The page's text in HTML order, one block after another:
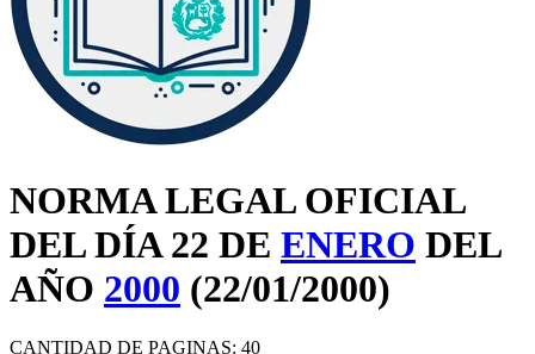
NORMA LEGAL OFICIAL
DEL DÍA 22 DE ENERO DEL
AÑO 2000 (22/01/2000)
CANTIDAD DE PAGINAS: 40